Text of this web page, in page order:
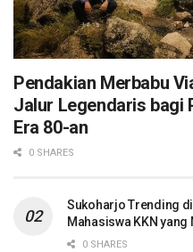
Pendakian Merbabu
Jalur Legendaris bagi
Era 80-an
0 SHARES
Sukoharjo Trending
Mahasiswa KKN
0 SHARES